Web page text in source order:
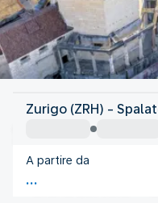
Croazia
Spalato
Croazia
Orario del volo
Zurigo (ZRH) -
A partire da